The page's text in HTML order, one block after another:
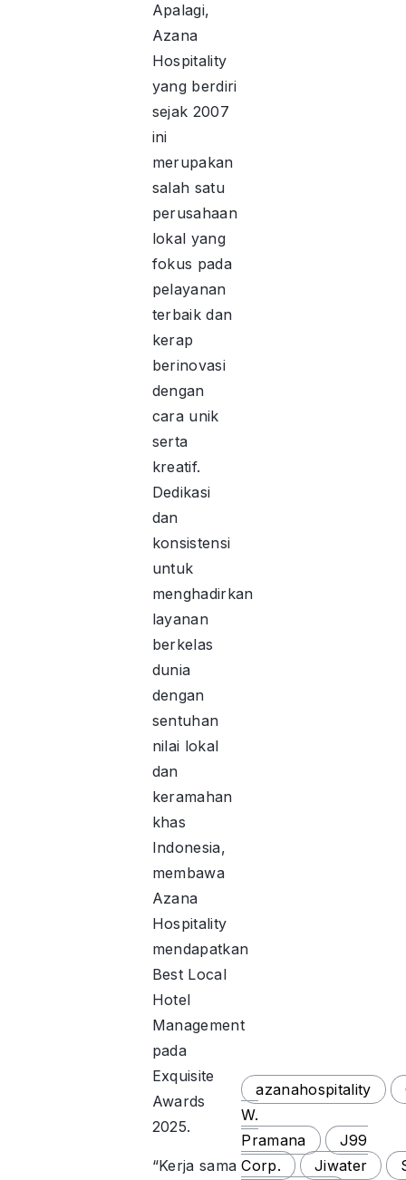
Apalagi,
Azana
Hospitality
yang berdiri
sejak 2007
ini
merupakan
salah satu
perusahaan
lokal yang
fokus pada
pelayanan
terbaik dan
kerap
berinovasi
dengan
cara unik
serta
kreatif.
Dedikasi
dan
konsistensi
untuk
menghadirkan
layanan
berkelas
dunia
dengan
sentuhan
nilai lokal
dan
keramahan
khas
Indonesia,
membawa
Azana
Hospitality
mendapatkan
Best Local
Hotel
Management
pada
Exquisite
Awards
2025.
“Kerja sama
azanahospitality
W.
Pramana
J99
Corp.
Jiwater